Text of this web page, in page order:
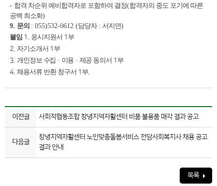
- 합격 차순위 예비합격자로 포함하여 결정(합격자의 중도 포기에 따른
공백 최소화)
9. 문의 : 055)532-0612 (담당자 : 서지연)
붙임 1. 응시지원서 1 부
2. 자기소개서 1 부
3. 개인정보 수집 · 이용· 제공 동의서 1 부
4. 채용서류 반환 청구서 1 부.
이전글 사회적협동조합 창녕지역자활센터 비품 불용품 매각 결과 공고
다음글
창녕지역자활센터 노인맞춤돌봄서비스 전담사회복지사 채용 공고
결과 안내
목록